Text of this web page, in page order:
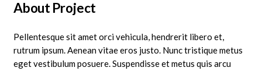
About Project
Pellentesque sit amet orci vehicula, hendrerit libero et,
rutrum ipsum. Aenean vitae eros justo. Nunc tristique metus
eget vestibulum posuere. Suspendisse et metus quis arcu